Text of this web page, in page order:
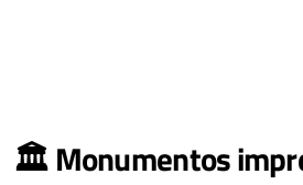
🏛️ Monumentos